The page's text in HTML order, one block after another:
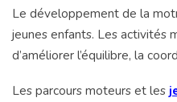
Le développement de la
jeunes enfants. Les activités
d’améliorer l’équilibre, la
Les parcours moteurs et les